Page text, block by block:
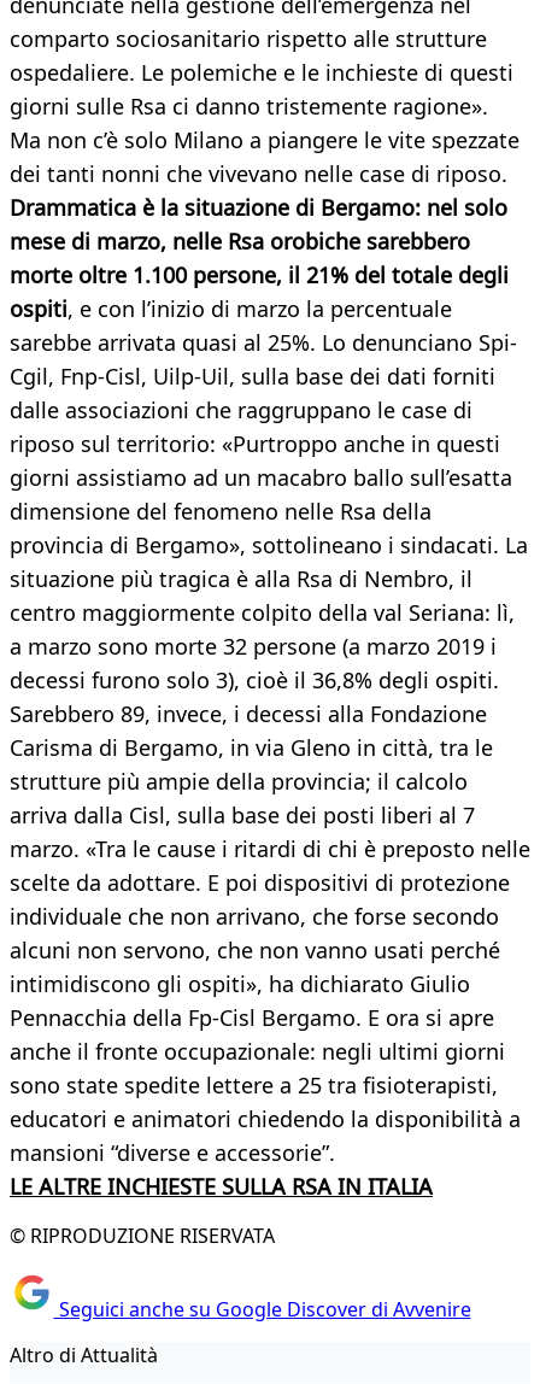
comparto sociosanitario rispetto alle strutture
ospedaliere. Le polemiche e le inchieste di questi
giorni sulle Rsa ci danno tristemente ragione».
Ma non c’è solo Milano a piangere le vite spezzate
dei tanti nonni che vivevano nelle case di riposo.
Drammatica è la situazione di Bergamo: nel solo
mese di marzo, nelle Rsa orobiche sarebbero
morte oltre 1.100 persone, il 21% del totale degli
ospiti, e con l’inizio di marzo la percentuale
sarebbe arrivata quasi al 25%. Lo denunciano Spi-
Cgil, Fnp-Cisl, Uilp-Uil, sulla base dei dati forniti
dalle associazioni che raggruppano le case di
riposo sul territorio: «Purtroppo anche in questi
giorni assistiamo ad un macabro ballo sull’esatta
dimensione del fenomeno nelle Rsa della
provincia di Bergamo», sottolineano i sindacati. La
situazione più tragica è alla Rsa di Nembro, il
centro maggiormente colpito della val Seriana: lì,
a marzo sono morte 32 persone (a marzo 2019 i
decessi furono solo 3), cioè il 36,8% degli ospiti.
Sarebbero 89, invece, i decessi alla Fondazione
Carisma di Bergamo, in via Gleno in città, tra le
strutture più ampie della provincia; il calcolo
arriva dalla Cisl, sulla base dei posti liberi al 7
marzo. «Tra le cause i ritardi di chi è preposto nelle
scelte da adottare. E poi dispositivi di protezione
individuale che non arrivano, che forse secondo
alcuni non servono, che non vanno usati perché
intimidiscono gli ospiti», ha dichiarato Giulio
Pennacchia della Fp-Cisl Bergamo. E ora si apre
anche il fronte occupazionale: negli ultimi giorni
sono state spedite lettere a 25 tra fisioterapisti,
educatori e animatori chiedendo la disponibilità a
mansioni “diverse e accessorie”.
LE ALTRE INCHIESTE SULLA RSA IN ITALIA
© RIPRODUZIONE RISERVATA
Seguici anche su Google Discover di Avvenire
Altro di Attualità